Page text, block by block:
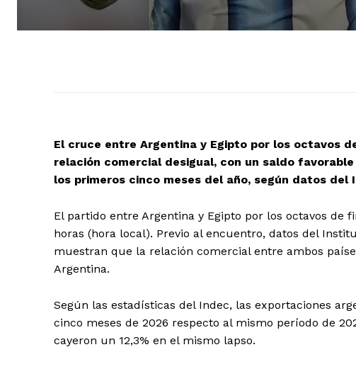
El cruce entre Argentina y Egipto por los octavos
relación comercial desigual, con un saldo
los primeros cinco meses del año, según datos del
El partido entre Argentina y Egipto por los octavos de
horas (hora local). Previo al encuentro, datos del
muestran que la relación comercial entre ambos
Argentina.
Según las estadísticas del Indec, las exportaciones
cinco meses de 2026 respecto al mismo período de
cayeron un 12,3% en el mismo lapso.